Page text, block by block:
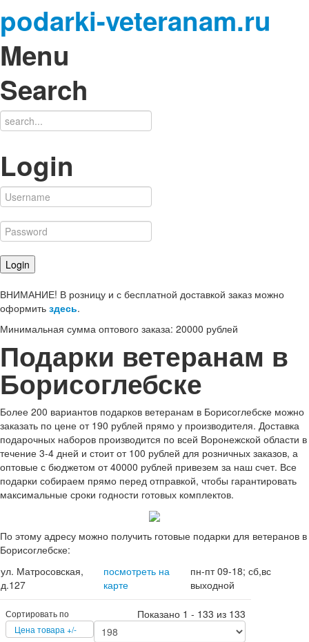
podarki-veteranam.ru
Menu
Search
Login
ВНИМАНИЕ! В розницу и с бесплатной доставкой заказ можно
оформить здесь.
Минимальная сумма оптового заказа: 20000 рублей
Подарки ветеранам в
Борисоглебске
Более 200 вариантов подарков ветеранам в Борисоглебске можно
заказать по цене от 190 рублей прямо у производителя. Доставка
подарочных наборов производится по всей Воронежской области в
течение 3-4 дней и стоит от 100 рублей для розничных заказов, а
оптовые с бюджетом от 40000 рублей привезем за наш счет. Все
подарки собираем прямо перед отправкой, чтобы гарантировать
максимальные сроки годности готовых комплектов.
По этому адресу можно получить готовые подарки для ветеранов в
Борисоглебске:
ул. Матросовская,
д.127
посмотреть на
карте
пн-пт 09-18; сб,вс
выходной
Сортировать по
Цена товара +/-
Показано 1 - 133 из 133